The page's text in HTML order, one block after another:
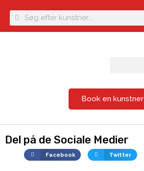
Book en kunstner
Del på de Sociale Medier
Facebook Twitter